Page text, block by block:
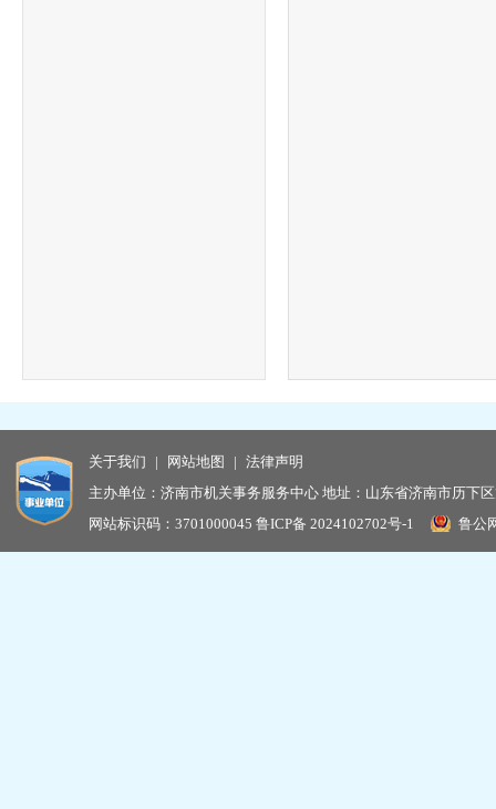
关于我们 | 网站地图 | 法律声明
主办单位：济南市机关事务服务中心 地址：山东省济南市历下
网站标识码：3701000045 鲁ICP备 2024102702号-1 鲁公